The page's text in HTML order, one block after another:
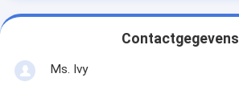
Contactgegevens
Ms. Ivy